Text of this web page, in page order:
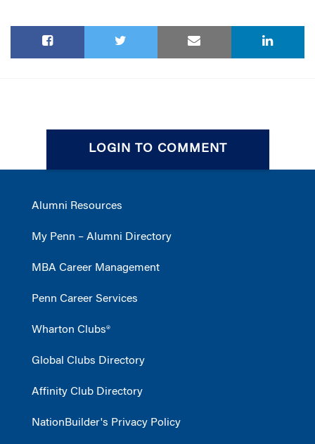
LOGIN TO COMMENT
Alumni Resources
My Penn – Alumni Directory
MBA Career Management
Penn Career Services
Wharton Clubs®
Global Clubs Directory
Affinity Club Directory
NationBuilder's Privacy Policy